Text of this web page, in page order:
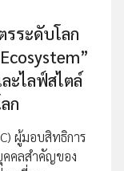
ระดับโลก
ะไลฟ์สไตล์
ก
ผู้มอบสิทธิการ
คคลสำคัญของ